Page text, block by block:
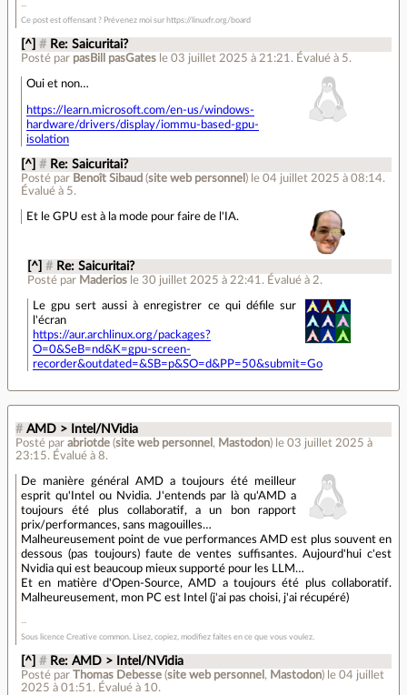
Ce post est offensant ? Prévenez moi sur https://linuxfr.org/board
[^] # Re: Saicuritai?
Posté par pasBill pasGates le 03 juillet 2025 à 21:21 . Évalué à 5.
Oui et non…
https://learn.microsoft.com/en-us/windows-
hardware/drivers/display/iommu-based-gpu-
isolation
[^] # Re: Saicuritai?
Posté par Benoît Sibaud (site web personnel ) le 04 juillet 2025 à 08:14.
Évalué à 5.
Et le GPU est à la mode pour faire de l'IA.
[^] # Re: Saicuritai?
Posté par Maderios le 30 juillet 2025 à 22:41 . Évalué à 2.
Le gpu sert aussi à enregistrer ce qui défile sur
l'écran
https://aur.archlinux.org/packages?
O=0&SeB=nd&K=gpu-screen-
recorder&outdated=&SB=p&SO=d&PP=50&submit=Go
# AMD > Intel/NVidia
Posté par abriotde (site web personnel , Mastodon) le 03 juillet 2025 à
23:15. Évalué à 8.
De manière général AMD a toujours été meilleur
esprit qu'Intel ou Nvidia. J'entends par là qu'AMD a
toujours été plus collaboratif, a un bon rapport
prix/performances, sans magouilles…
Malheureusement point de vue performances AMD est plus souvent en
dessous (pas toujours) faute de ventes suffisantes. Aujourd'hui c'est
Nvidia qui est beaucoup mieux supporté pour les LLM…
Et en matière d'Open-Source, AMD a toujours été plus collaboratif.
Malheureusement, mon PC est Intel (j'ai pas choisi, j'ai récupéré)
Sous licence Creative common. Lisez, copiez, modifiez faites en ce que vous voulez.
[^] # Re: AMD > Intel/NVidia
Posté par Thomas Debesse (site web personnel , Mastodon) le 04 juillet
2025 à 01:51. Évalué à 10.